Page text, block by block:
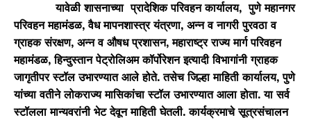
यावेळी शासनाच्या प्रादेशिक परिवहन कार्यालय, पुणे महानगर
परिवहन महामंडळ, वैध मापनशास्त्र यंत्रणा, अन्न व नागरी पुरवठा व
ग्राहक संरक्षण, अन्न व औषध प्रशासन, महाराष्ट्र राज्य मार्ग परिवहन
महामंडळ, हिन्दुस्तान पेट्रोलिअम कॉर्पोरेशन इत्यादी विभागांनी ग्राहक
जागृतीपर स्टॉल उभारण्यात आले होते. तसेच जिल्हा माहिती कार्यालय, पुणे
यांच्या वतीने लोकराज्य मासिकांचा स्टॉल उभारण्यात आला होता. या सर्व
स्टॉलला मान्यवरांनी भेट देवून माहिती घेतली. कार्यक्रमाचे सूत्रसंचालन